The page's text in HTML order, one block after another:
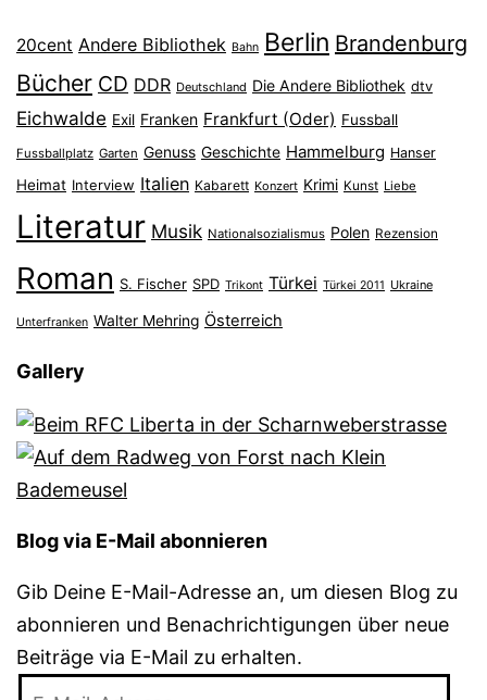
20cent Andere Bibliothek Bahn Berlin Brandenburg
Bücher CD DDR Deutschland Die Andere Bibliothek dtv
Eichwalde Exil Franken Frankfurt (Oder) Fussball
Fussballplatz Garten Genuss Geschichte Hammelburg Hanser
Heimat Interview Italien Kabarett Konzert Krimi Kunst Liebe
Literatur Musik Nationalsozialismus Polen Rezension
Roman S. Fischer SPD Trikont Türkei Türkei 2011 Ukraine
Unterfranken Walter Mehring Österreich
Gallery
Blog via E-Mail abonnieren
Gib Deine E-Mail-Adresse an, um diesen Blog zu
abonnieren und Benachrichtigungen über neue
Beiträge via E-Mail zu erhalten.